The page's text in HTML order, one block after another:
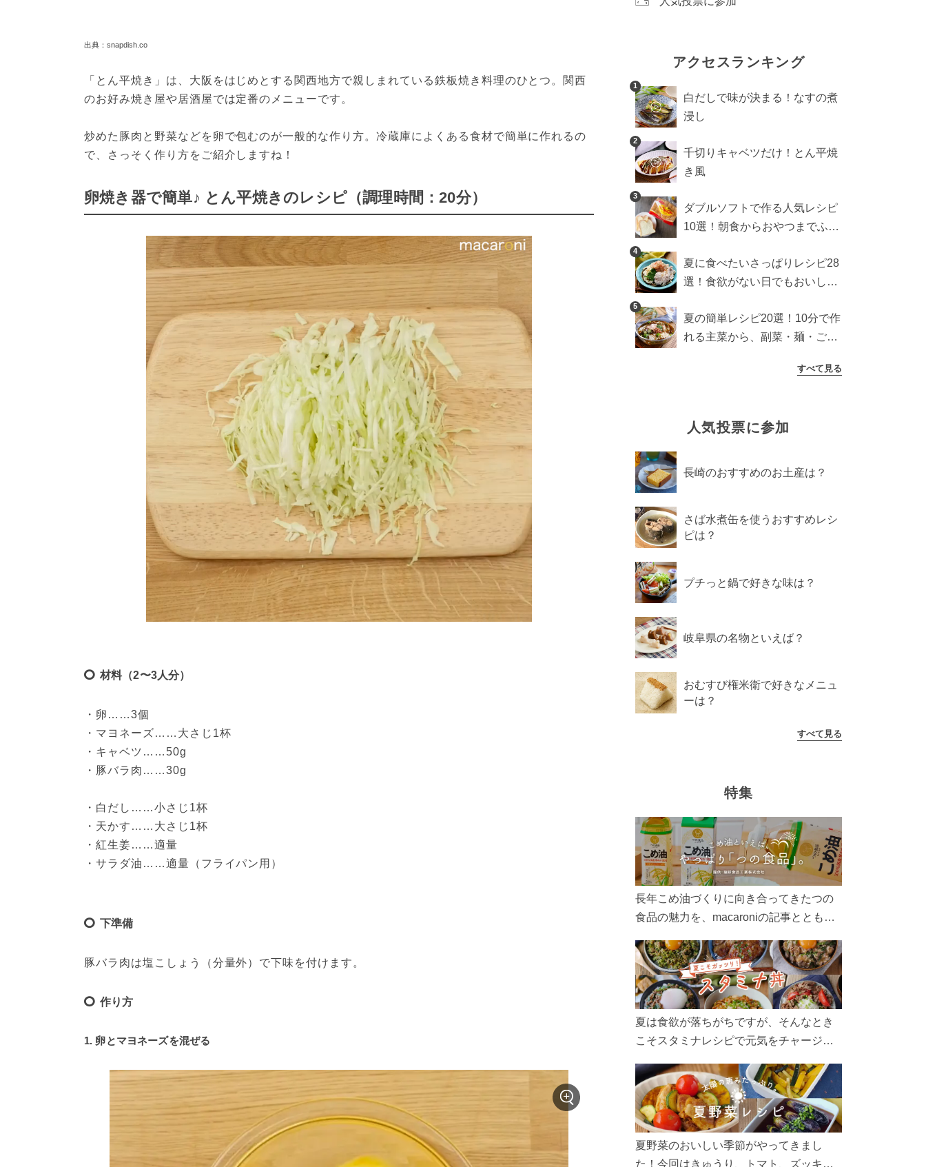
出典：snapdish.co
「とん平焼き」は、大阪をはじめとする関西地方で親しまれている鉄板焼き料理のひとつ。関西
のお好み焼き屋や居酒屋では定番のメニューです。
炒めた豚肉と野菜などを卵で包むのが一般的な作り方。冷蔵庫によくある食材で簡単に作れるの
で、さっそく作り方をご紹介しますね！
卵焼き器で簡単♪ とん平焼きのレシピ（調理時間：20分）
材料（2〜3人分）
・卵……3個
・マヨネーズ……大さじ1杯
・キャベツ……50g
・豚バラ肉……30g
・白だし……小さじ1杯
・天かす……大さじ1杯
・紅生姜……適量
・サラダ油……適量（フライパン用）
下準備
豚バラ肉は塩こしょう（分量外）で下味を付けます。
作り方
1. 卵とマヨネーズを混ぜる
アクセスランキング
1
白だしで味が決まる！なすの煮
浸し
2
千切りキャベツだけ！とん平焼
き風
3
ダブルソフトで作る人気レシピ
10選！朝食からおやつまでふん
4
夏に食べたいさっぱりレシピ28
選！食欲がない日でもおいしい
5
夏の簡単レシピ20選！10分で作
れる主菜から、副菜・麺・ごは
すべて見る
人気投票に参加
長崎のおすすめのお土産は？
さば水煮缶を使うおすすめレシ
ピは？
プチっと鍋で好きな味は？
岐阜県の名物といえば？
おむすび権米衛で好きなメニュ
ーは？
すべて見る
特集
長年こめ油づくりに向き合ってきたつの
食品の魅力を、macaroniの記事とともに
ん、製造現場や品質へのこだわりまで。
こめ油をもっと好きになるコンテンツを
ぜひお楽しみください。
夏は食欲が落ちがちですが、そんなとき
こそスタミナレシピで元気をチャージ！
リ食べて、夏バテを吹き飛ばしましょ
う！
夏野菜のおいしい季節がやってきまし
た！今回はきゅうり、トマト、ズッキー